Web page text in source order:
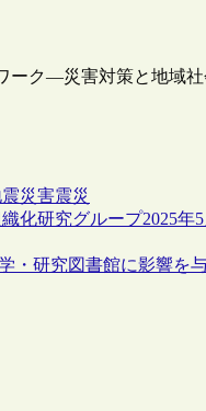
ーク—災害対策と地域
災害震災
化研究グループ2025
・研究図書館に影響を